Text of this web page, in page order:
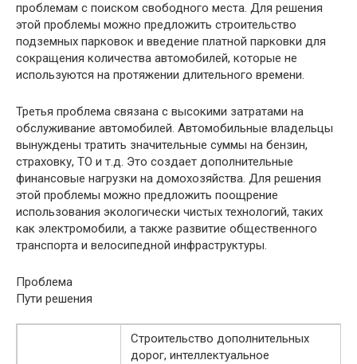
проблемам с поиском свободного места. Для решения
этой проблемы можно предложить строительство
подземных парковок и введение платной парковки для
сокращения количества автомобилей, которые не
используются на протяжении длительного времени.
Третья проблема связана с высокими затратами на
обслуживание автомобилей. Автомобильные владельцы
вынуждены тратить значительные суммы на бензин,
страховку, ТО и т.д. Это создает дополнительные
финансовые нагрузки на домохозяйства. Для решения
этой проблемы можно предложить поощрение
использования экологически чистых технологий, таких
как электромобили, а также развитие общественного
транспорта и велосипедной инфраструктуры.
Проблема
Пути решения
Строительство дополнительных
дорог, интеллектуальное